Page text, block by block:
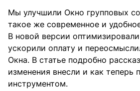
Мы улучшили Окно групповых
такое же современное и
В новой версии
ускорили оплату и
Окна. В статье подробно
изменения внесли и как теперь
инструментом.